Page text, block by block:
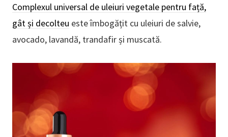
Complexul universal de uleiuri vegetale pentru față,
gât și decolteu este îmbogățit cu uleiuri de salvie,
avocado, lavandă, trandafir și muscată.